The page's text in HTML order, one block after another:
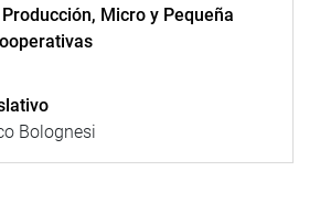
Micro y Pequeña
Bolognesi